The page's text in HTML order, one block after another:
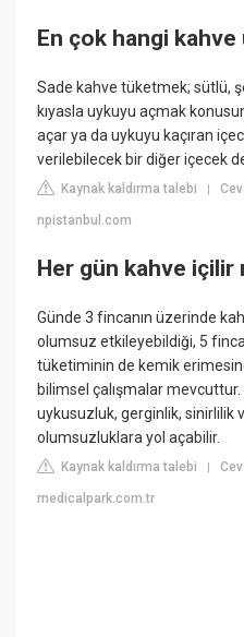
En çok hangi kahve
Sade kahve tüketmek; sütlü,
kıyasla uykuyu açmak
açar ya da uykuyu kaçıran
verilebilecek bir diğer içecek
Kaynak kaldırma talebi |
npistanbul.com
Her gün kahve içilir
Günde 3 fincanın üzerinde
olumsuz etkileyebildiği, 5
tüketiminin de kemik
bilimsel çalışmalar mevcuttur.
uykusuzluk, gerginlik, sinirlilik
olumsuzluklara yol açabilir.
Kaynak kaldırma talebi |
medicalpark.com.tr